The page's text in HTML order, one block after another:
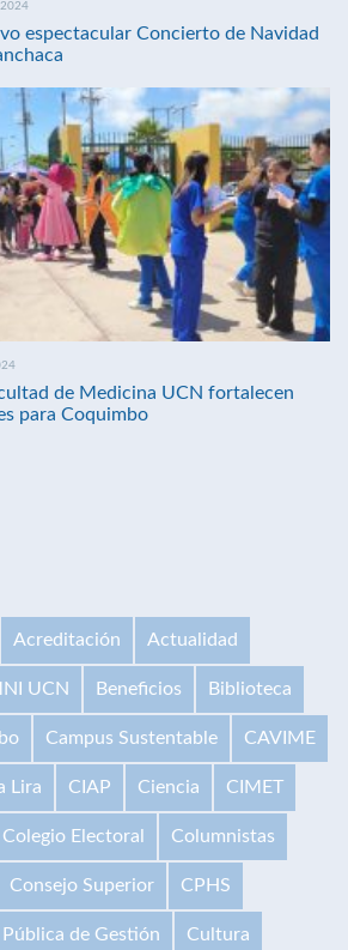
espectacular Concierto de Navidad
de Medicina UCN fortalecen
para Coquimbo
Acreditación Actualidad
UCN Beneficios Biblioteca
Campus Sustentable CAVIME
Lira CIAP Ciencia CIMET
Colegio Electoral Columnistas
Consejo Superior CPHS
de Gestión Cultura